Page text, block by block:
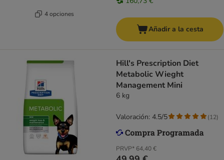
4 opciones
Añadir a la cesta
Hill's Prescription Diet
Metabolic Wieght
Management Mini
6 kg
PRVP* 64,40 €
Valoración: 4.5/5 (12)